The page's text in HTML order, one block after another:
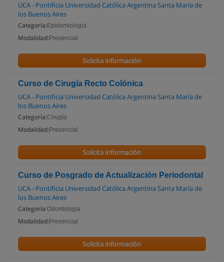
UCA - Pontificia Universidad Católica Argentina Santa María de
los Buenos Aires
Categoría: Epidemiología
Modalidad: Presencial
Solicita información
Curso de Cirugía Recto Colónica
UCA - Pontificia Universidad Católica Argentina Santa María de
los Buenos Aires
Categoría:Cirugía
Modalidad: Presencial
Solicita información
Curso de Posgrado de Actualización Periodontal
UCA - Pontificia Universidad Católica Argentina Santa María de
los Buenos Aires
Categoría:Odontología
Modalidad: Presencial
Solicita información